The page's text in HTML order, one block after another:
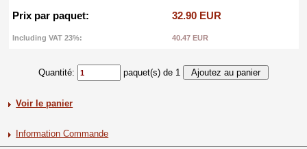
Prix par paquet:
32.90 EUR
Including VAT 23%: 40.47 EUR
Quantité: paquet(s) de 1
Voir le panier
Information Commande